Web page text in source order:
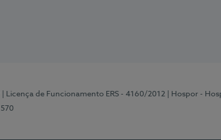
| Licença de Funcionamento ERS - 4160/2012 | Hospor -